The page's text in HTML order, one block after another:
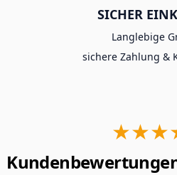
SICHER
Langlebige
sichere Zahlung &